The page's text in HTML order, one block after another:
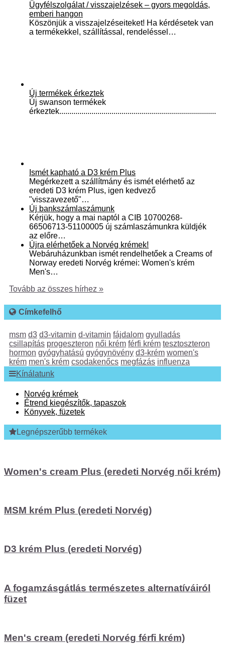
Ügyfélszolgálat / visszajelzések – gyors megoldás,
emberi hangon
Köszönjük a visszajelzéseiteket! Ha kérdésetek van
a termékekkel, szállítással, rendeléssel…
Új termékek érkeztek
Új swanson termékek
érkeztek..............................................................................
Ismét kapható a D3 krém Plus
Megérkezett a szállítmány és ismét elérhető az
eredeti D3 krém Plus, igen kedvező
"visszavezető"…
Új bankszámlaszámunk
Kérjük, hogy a mai naptól a CIB 10700268-
66506713-51100005 új számlaszámunkra küldjék
az előre…
Újra elérhetőek a Norvég krémek!
Webáruházunkban ismét rendelhetőek a Creams of
Norway eredeti Norvég krémei: Women's krém
Men's…
Tovább az összes hírhez »
Címkefelhő
msm d3 d3-vitamin d-vitamin fájdalom gyulladás
csillapítás progeszteron női krém férfi krém tesztoszteron
hormon gyógyhatású gyógynövény d3-krém women's
krém men's krém csodakenőcs megfázás influenza
Kínálatunk
Norvég krémek
Étrend kiegészítők, tapaszok
Könyvek, füzetek
Legnépszerűbb termékek
Women's cream Plus (eredeti Norvég női krém)
MSM krém Plus (eredeti Norvég)
D3 krém Plus (eredeti Norvég)
A fogamzásgátlás természetes alternatíváiról
füzet
Men's cream (eredeti Norvég férfi krém)